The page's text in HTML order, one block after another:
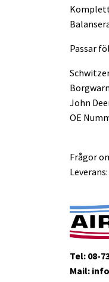
Komplett
Passar
John
OE
Frågor
Tel: 08-
Mail: